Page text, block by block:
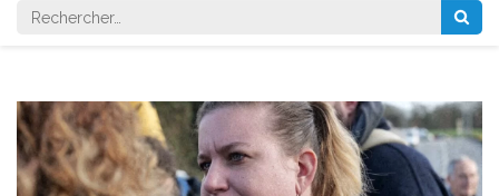
Rechercher